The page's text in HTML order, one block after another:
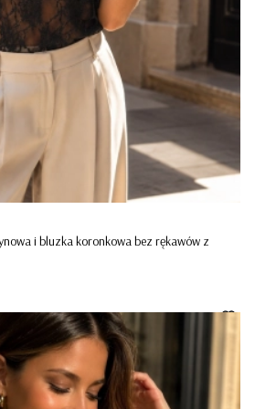
i bluzka koronkowa bez rękawów z